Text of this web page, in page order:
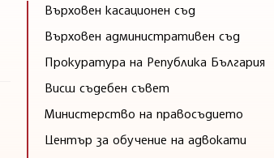
Върховен касационен съд
Върховен административен съд
Прокуратура на Република България
Висш съдебен съвет
Министерство на правосъдието
Център за обучение на адвокати